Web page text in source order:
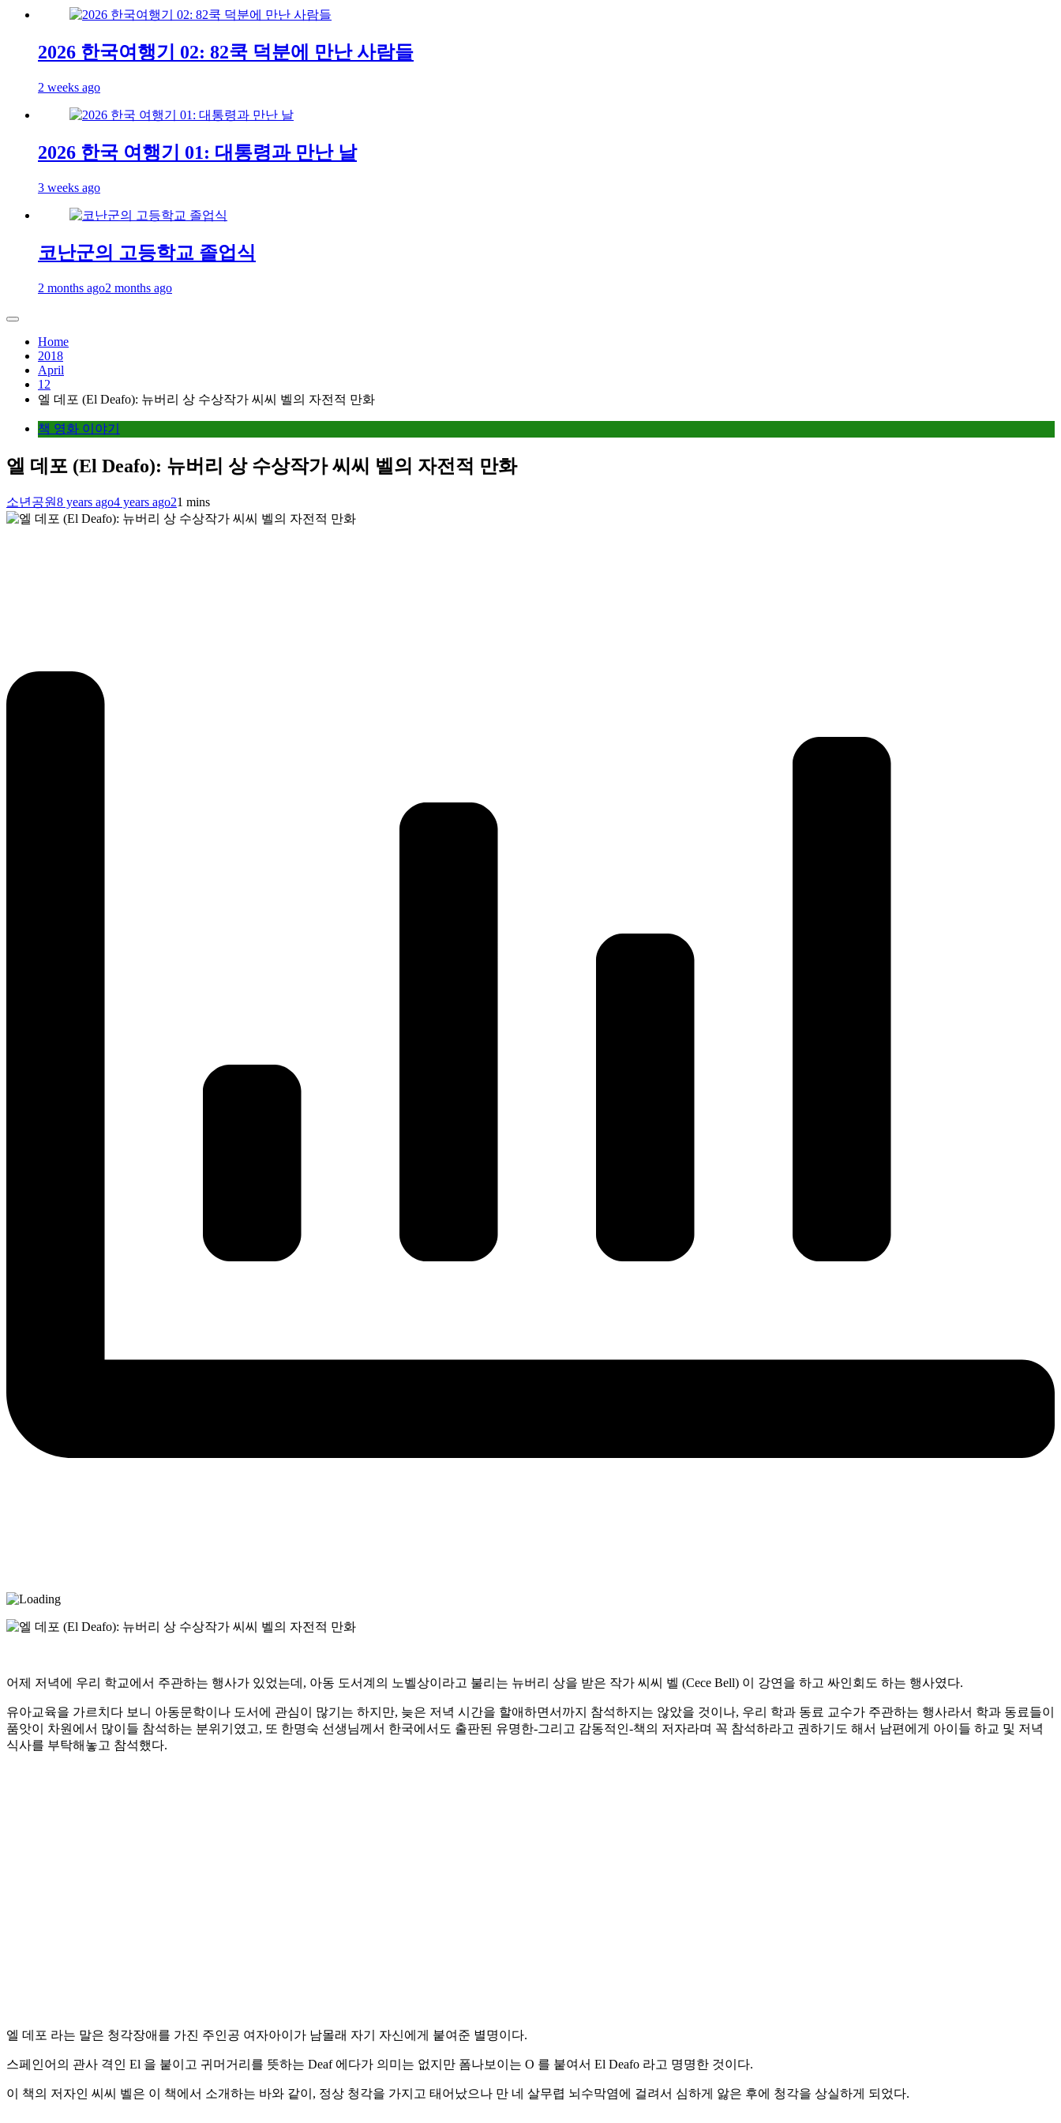
2026 한국여행기 02: 82쿡 덕분에 만난 사람들
2 weeks ago
2026 한국 여행기 01: 대통령과 만난 날
3 weeks ago
코난군의 고등학교 졸업식
2 months ago2 months ago
Home
2018
April
12
엘 데포 (El Deafo): 뉴버리 상 수상작가 씨씨 벨의 자전적 만화
책 영화 이야기
엘 데포 (El Deafo): 뉴버리 상 수상작가 씨씨 벨의 자전적 만화
소년공원8 years ago4 years ago21 mins
어제 저녁에 우리 학교에서 주관하는 행사가 있었는데, 아동 도서계의 노벨상이라고 불리는 뉴버리 상을 받은 작가 씨씨 벨 (Cece Bell) 이 강연을 하고 싸인회도 하는 행사였다.
유아교육을 가르치다 보니 아동문학이나 도서에 관심이 많기는 하지만, 늦은 저녁 시간을 할애하면서까지 참석하지는 않았을 것이나, 우리 학과 동료 교수가 주관하는 행사라서 학과 동료들이
품앗이 차원에서 많이들 참석하는 분위기였고, 또 한명숙 선생님께서 한국에서도 출판된 유명한-그리고 감동적인-책의 저자라며 꼭 참석하라고 권하기도 해서 남편에게 아이들 하교 및 저녁
식사를 부탁해놓고 참석했다.
엘 데포 라는 말은 청각장애를 가진 주인공 여자아이가 남몰래 자기 자신에게 붙여준 별명이다.
스페인어의 관사 격인 El 을 붙이고 귀머거리를 뜻하는 Deaf 에다가 의미는 없지만 폼나보이는 O 를 붙여서 El Deafo 라고 명명한 것이다.
이 책의 저자인 씨씨 벨은 이 책에서 소개하는 바와 같이, 정상 청각을 가지고 태어났으나 만 네 살무렵 뇌수막염에 걸려서 심하게 앓은 후에 청각을 상실하게 되었다.